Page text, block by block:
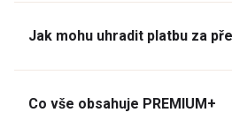
Jak mohu uhradit platbu za
Co vše obsahuje PREMIUM+